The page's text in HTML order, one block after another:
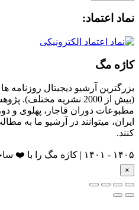
نماد اعتماد:
کاژه مگ
بزرگترین آرشیو دیجیتال روزنامه
(بیش از 2000 نشریه
مطبوعات دوران قاجار، پهلوی و
ایران، میتوانند در آرشیو ما به
کنند.
۱۴۰۵ - ۱۴۰۱ | کاژه مگ را با ❤️ ساختیم...
×